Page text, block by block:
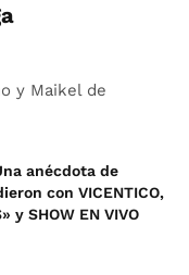
y Maikel de
anécdota de
con VICENTICO,
y SHOW EN VIVO